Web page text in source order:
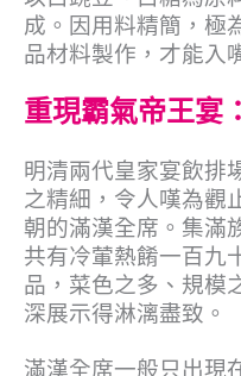
成。因用料精簡，極
品材料製作，才能入
重現霸氣帝王宴
明清兩代皇家宴飲排
之精細，令人嘆為觀
朝的滿漢全席。集滿
共有冷葷熱餚一百九
品，菜色之多、規模
深展示得淋漓盡致。
滿漢全席一般只出現